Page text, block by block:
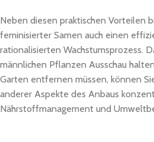
Neben diesen praktischen Vorteilen
feminisierter Samen auch einen
rationalisierten Wachstumsprozess.
männlichen Pflanzen Ausschau
Garten entfernen müssen, können
anderer Aspekte des Anbaus
Nährstoffmanagement und